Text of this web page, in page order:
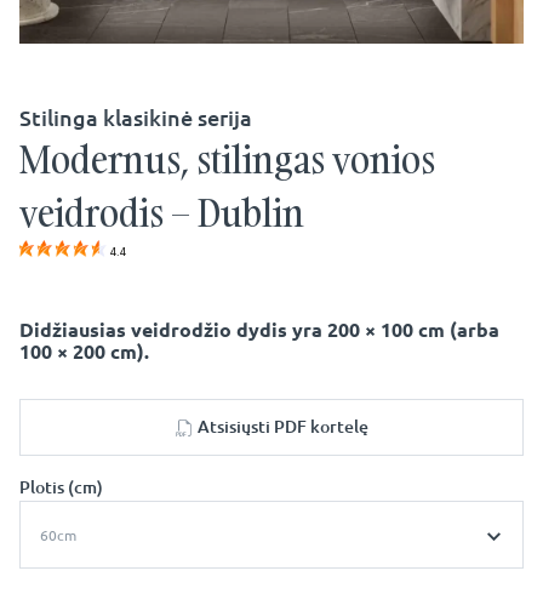
Stilinga klasikinė serija
Modernus, stilingas vonios
veidrodis – Dublin
4.4
Didžiausias veidrodžio dydis yra 200 × 100 cm (arba
100 × 200 cm).
Atsisiųsti PDF kortelę
Plotis (cm)
60cm